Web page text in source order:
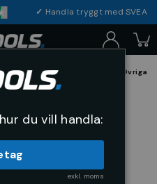
✓ Handla tryggt med
Handverktyg Övriga
du vill handla:
exkl. moms